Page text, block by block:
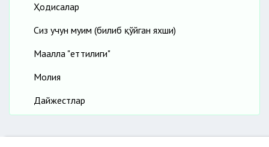
Ҳодисалар
Сиз учун муҳим (билиб қўйган яхши)
Маҳалла "еттилиги"
Молия
Дайжестлар